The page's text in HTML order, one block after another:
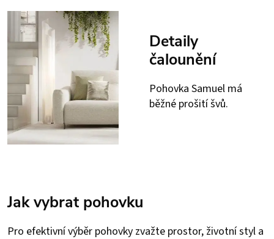
Detaily
čalounění
Pohovka Samuel má
běžné prošití švů.
Jak vybrat pohovku
Pro efektivní výběr pohovky zvažte prostor, životní styl a